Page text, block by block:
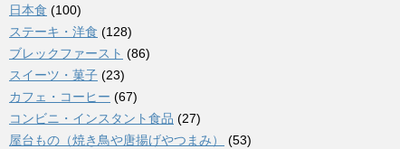
日本食 (100)
ステーキ・洋食 (128)
ブレックファースト (86)
スイーツ・菓子 (23)
カフェ・コーヒー (67)
コンビニ・インスタント食品 (27)
屋台もの（焼き鳥や唐揚げやつまみ）
(53)